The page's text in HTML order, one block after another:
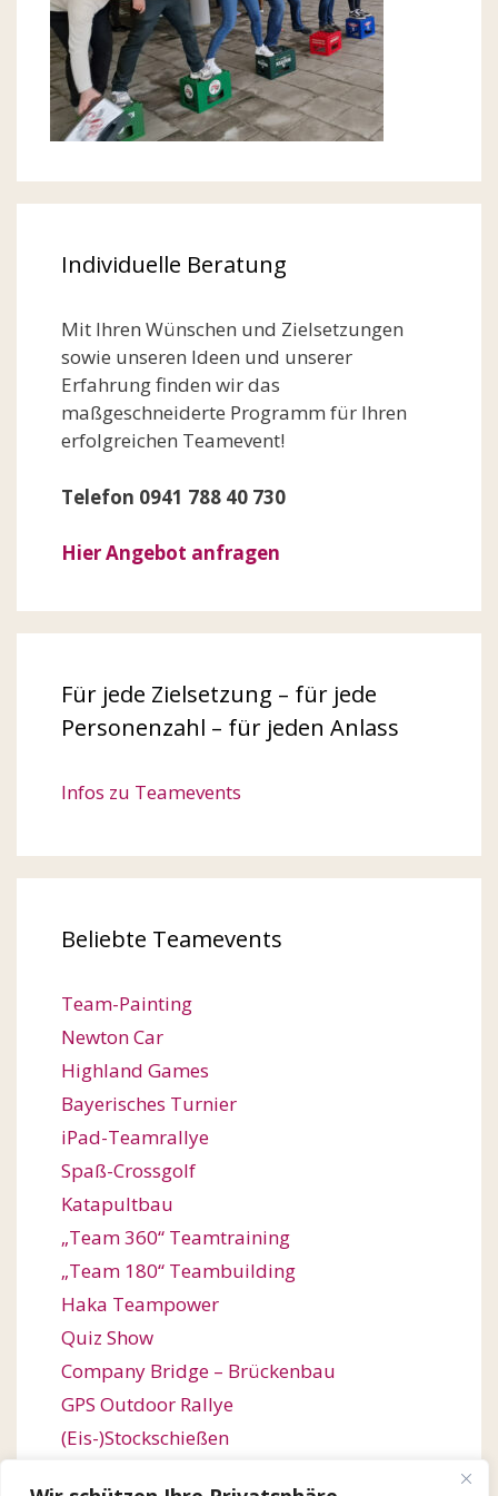
Individuelle Beratung
Mit Ihren Wünschen und Zielsetzungen
sowie unseren Ideen und unserer
Erfahrung finden wir das
maßgeschneiderte Programm für Ihren
erfolgreichen Teamevent!
Telefon 0941 788 40 730
Hier Angebot anfragen
Für jede Zielsetzung – für jede
Personenzahl – für jeden Anlass
Infos zu Teamevents
Beliebte Teamevents
Team-Painting
Newton Car
Highland Games
Bayerisches Turnier
iPad-Teamrallye
Spaß-Crossgolf
Katapultbau
„Team 360“ Teamtraining
„Team 180“ Teambuilding
Haka Teampower
Quiz Show
Company Bridge – Brückenbau
GPS Outdoor Rallye
(Eis-)Stockschießen